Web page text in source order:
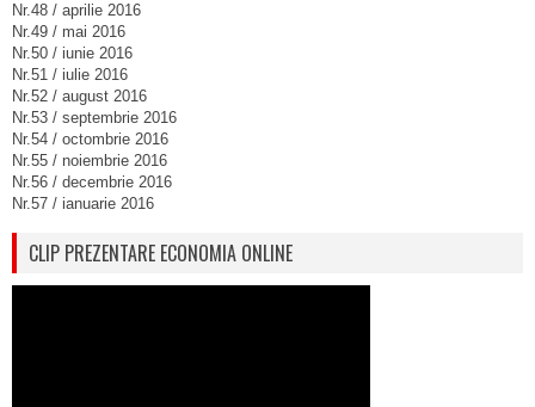
Nr.48 / aprilie 2016
Nr.49 / mai 2016
Nr.50 / iunie 2016
Nr.51 / iulie 2016
Nr.52 / august 2016
Nr.53 / septembrie 2016
Nr.54 / octombrie 2016
Nr.55 / noiembrie 2016
Nr.56 / decembrie 2016
Nr.57 / ianuarie 2016
CLIP PREZENTARE ECONOMIA ONLINE